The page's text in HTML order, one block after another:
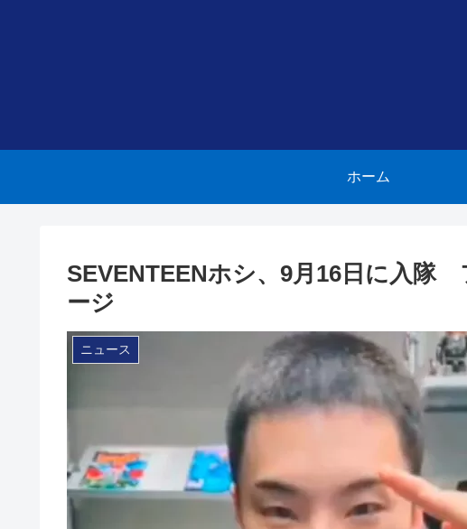
ホーム
SEVENTEENホシ、9月16日に入隊
ージ
ニュース